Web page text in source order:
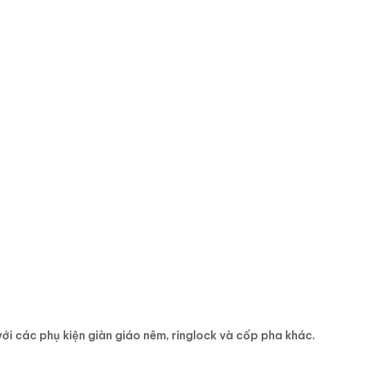
các phụ kiện giàn giáo nêm, ringlock và cốp pha khác.